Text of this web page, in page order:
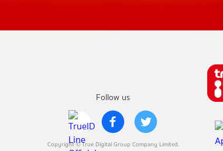
Follow us
Copyright © True Digital Group Company Limited.